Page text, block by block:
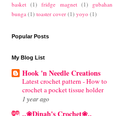
basket (1) fridge magnet (1)
gubahan
bunga (1) toaster cover (1) yoyo (1)
Popular Posts
My Blog List
Hook 'n Needle Creations
Latest crochet pattern - How to
crochet a pocket tissue holder
1 year ago
..❀Dinah's Crochet❀..